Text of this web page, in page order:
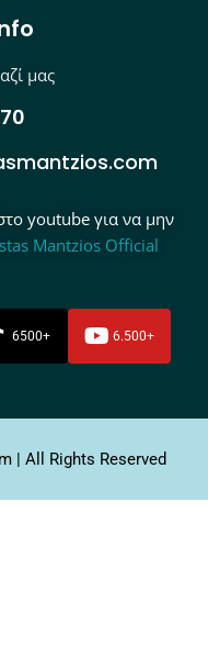
μας
youtube για να μην
Mantzios Official
6500+ 6.500+
| All Rights Reserved